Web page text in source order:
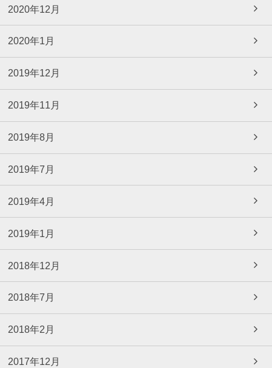
2020年12月
2020年1月
2019年12月
2019年11月
2019年8月
2019年7月
2019年4月
2019年1月
2018年12月
2018年7月
2018年2月
2017年12月